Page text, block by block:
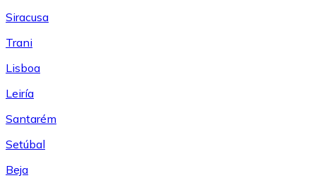
Siracusa
Trani
Lisboa
Leiría
Santarém
Setúbal
Beja